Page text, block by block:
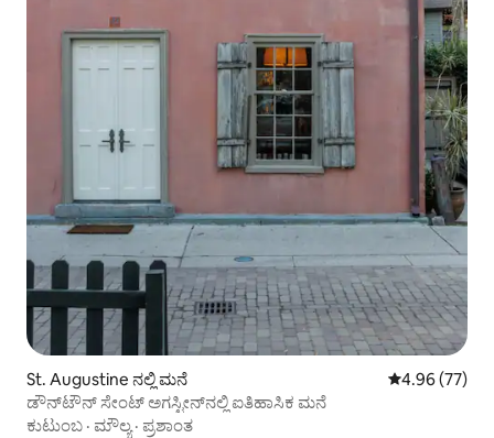
St. Augustine ನಲ್ಲಿ ಮನೆ 5 ರಲ್ಲಿ 4.96
4.96 (77)
ಡೌನ್‌ಟೌನ್ ಸೇಂಟ್ ಅಗಸ್ಟೀನ್‌ನಲ್ಲಿ ಐತಿಹಾಸಿಕ ಮನೆ
ಕುಟುಂಬ · ಮೌಲ್ಯ· ಪ್ರಶಾಂತ